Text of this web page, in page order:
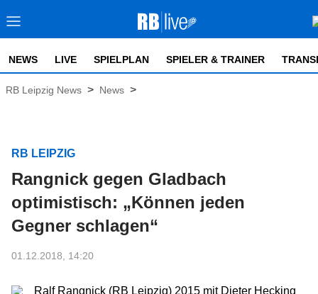
NEWS LIVE SPIELPLAN SPIELER & TRAINER
RB Leipzig News > News >
RB LEIPZIG
Rangnick gegen Gladbach
optimistisch: „Können jeden
Gegner schlagen“
01.12.2018, 14:20